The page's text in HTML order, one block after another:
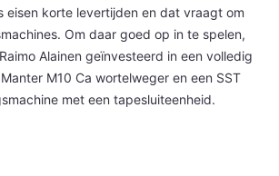
eisen korte levertijden en dat vraagt om
Om daar goed op in te spelen,
Alainen geïnvesteerd in een volledig
M10 Ca wortelweger en een SST
met een tapesluiteenheid.